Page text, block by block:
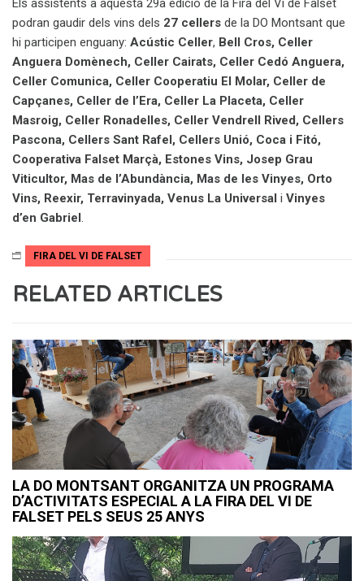
Els assistents a aquesta 29a edició de la Fira del Vi de Falset
podran gaudir dels vins dels 27 cellers de la DO Montsant que
hi participen enguany: Acústic Celler, Bell Cros, Celler
Anguera Domènech, Celler Cairats, Celler Cedó Anguera,
Celler Comunica, Celler Cooperatiu El Molar, Celler de
Capçanes, Celler de l’Era, Celler La Placeta, Celler
Masroig, Celler Ronadelles, Celler Vendrell Rived, Cellers
Pascona, Cellers Sant Rafel, Cellers Unió, Coca i Fitó,
Cooperativa Falset Marçà, Estones Vins, Josep Grau
Viticultor, Mas de l’Abundància, Mas de les Vinyes, Orto
Vins, Reexir, Terravinyada, Venus La Universal i Vinyes
d’en Gabriel.
FIRA DEL VI DE FALSET
RELATED ARTICLES
LA DO MONTSANT ORGANITZA UN PROGRAMA
D’ACTIVITATS ESPECIAL A LA FIRA DEL VI DE
FALSET PELS SEUS 25 ANYS